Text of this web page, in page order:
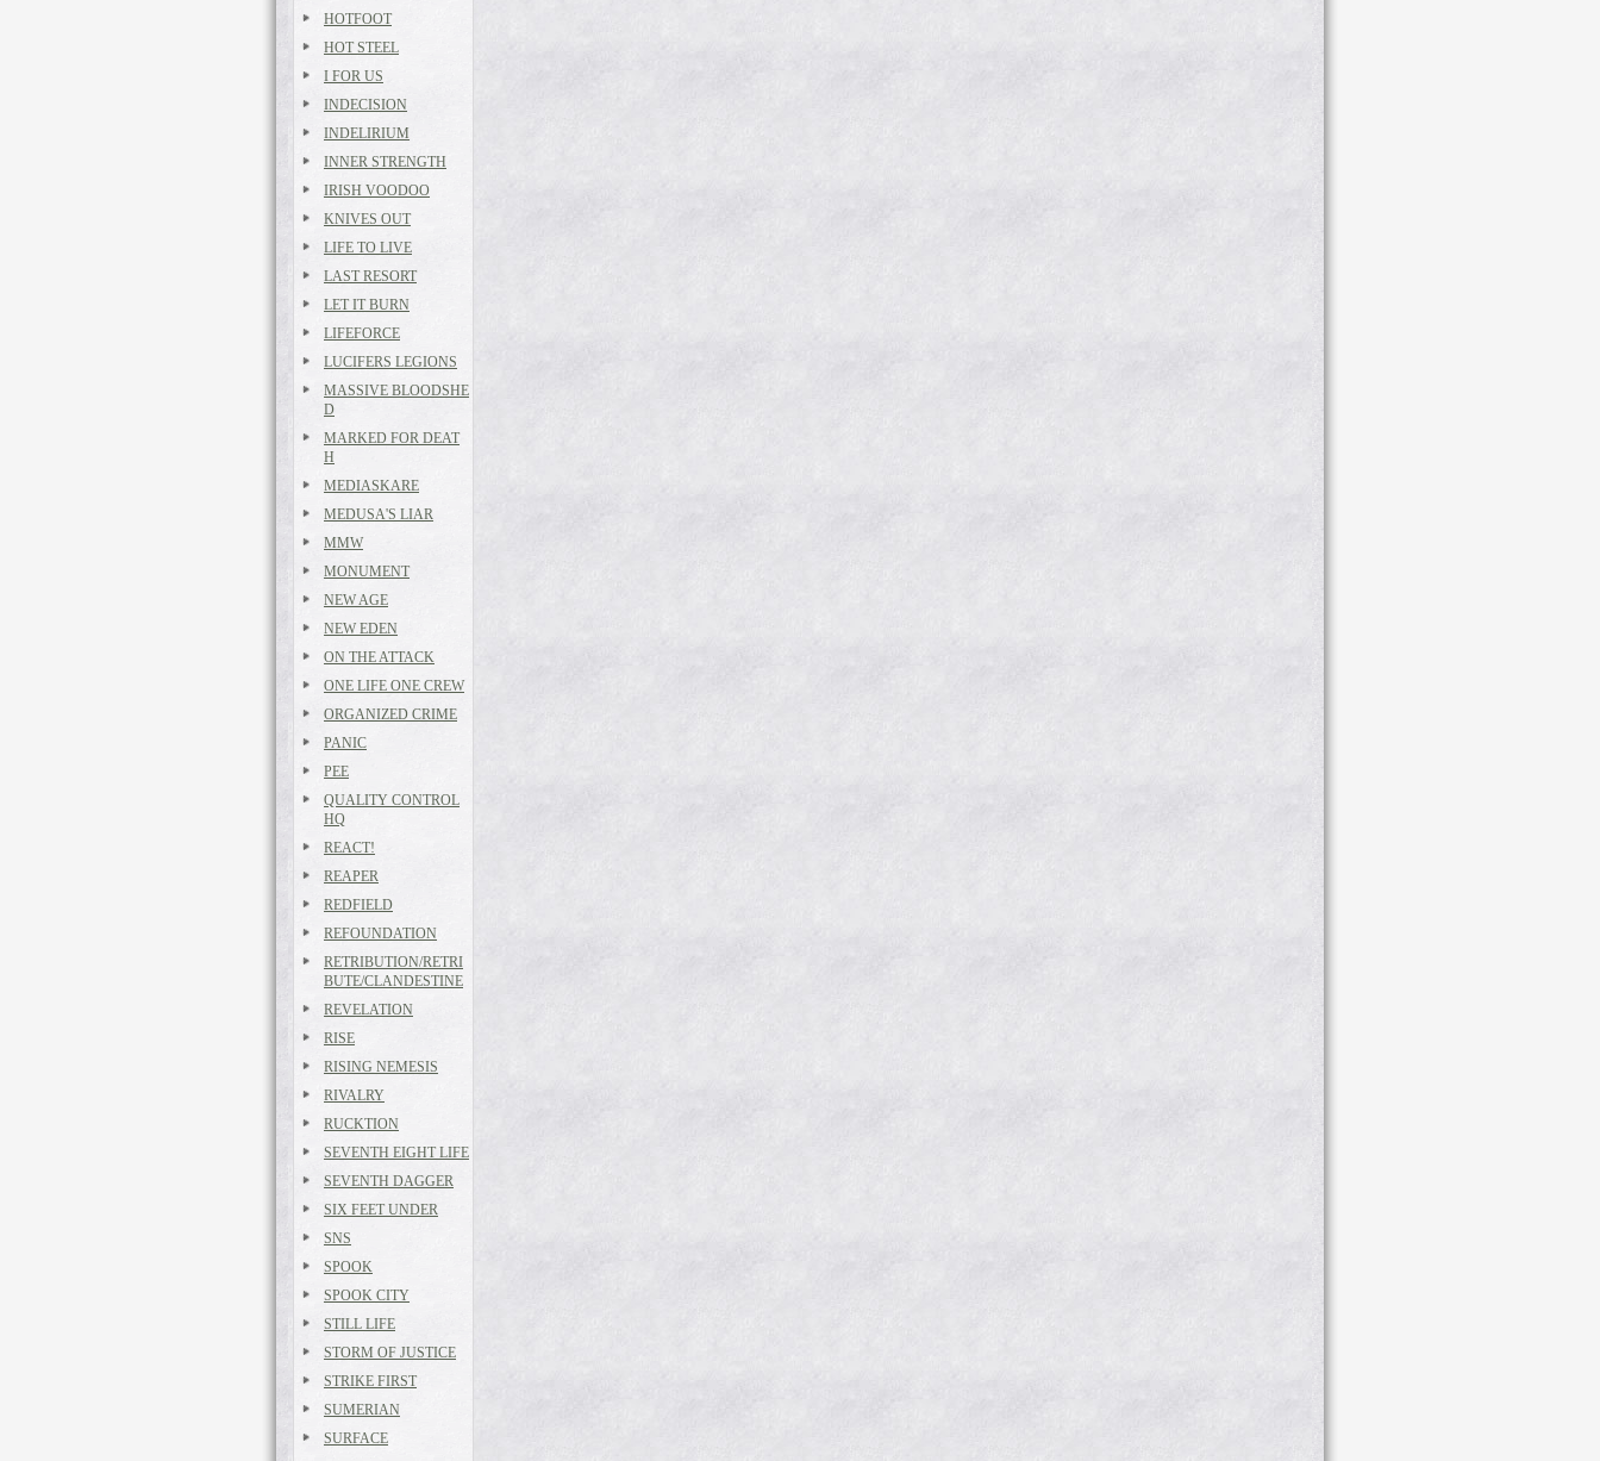
HOTFOOT
HOT STEEL
I FOR US
INDECISION
INDELIRIUM
INNER STRENGTH
IRISH VOODOO
KNIVES OUT
LIFE TO LIVE
LAST RESORT
LET IT BURN
LIFEFORCE
LUCIFERS LEGIONS
MASSIVE BLOODSHE
D
MARKED FOR DEAT
H
MEDIASKARE
MEDUSA'S LIAR
MMW
MONUMENT
NEW AGE
NEW EDEN
ON THE ATTACK
ONE LIFE ONE CREW
ORGANIZED CRIME
PANIC
PEE
QUALITY CONTROL
HQ
REACT!
REAPER
REDFIELD
REFOUNDATION
RETRIBUTION/RETRI
BUTE/CLANDESTINE
REVELATION
RISE
RISING NEMESIS
RIVALRY
RUCKTION
SEVENTH EIGHT LIFE
SEVENTH DAGGER
SIX FEET UNDER
SNS
SPOOK
SPOOK CITY
STILL LIFE
STORM OF JUSTICE
STRIKE FIRST
SUMERIAN
SURFACE